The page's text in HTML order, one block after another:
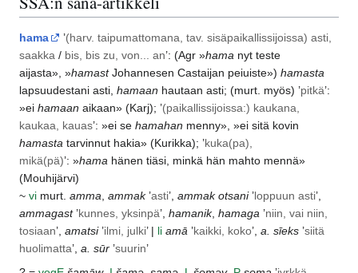
hama ’(harv. taipumattomana, tav. sisäpaikallissijoissa) asti,
saakka / bis, bis zu, von... an’: (Agr »hama nyt teste
aijasta», »hamastJohannesen Castaijan peiuiste») hamasta
lapsuudestani asti, hamaan hautaan asti; (murt. myös) ’pitkä’:
»ei hamaan aikaan» (Karj); ’(paikallissijoissa:) kaukana,
kaukaa, kauas’: »ei se hamahan menny», »ei sitä kovin
hamasta tarvinnut hakia» (Kurikka); ’kuka(pa),
mikä(pä)’: »hama hänen tiäsi, minkä hän mahto mennä»
(Mouhijärvi)
~ vi murt. amma ammak’asti’, ammak otsani’loppuun asti’,
ammagast’kunnes, yksinpä’, hamanik, hamaga ’niin, vai niin,
tosiaan’, amatsi’ilmi, julki’ | li amā ’kaikki, koko’, a. sīeks ’siitä
huolimatta’, a. sūr ’suurin’